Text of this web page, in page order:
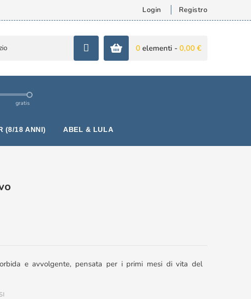
Login Registro
0 elementi - 0,00 €
gratis
(8/18 ANNI) ABEL & LULA
e avvolgente, pensata per i primi mesi di vita del